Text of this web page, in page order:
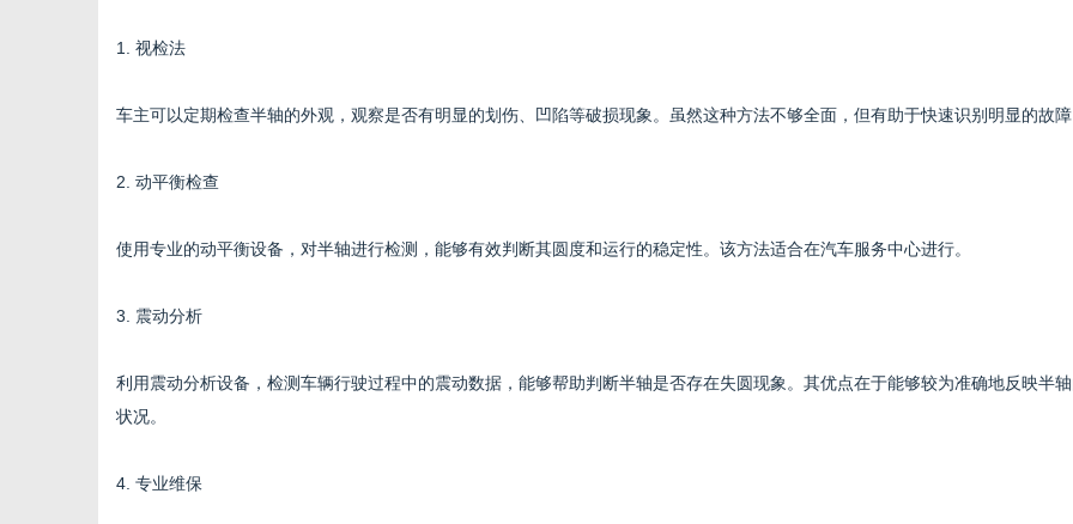
1. 视检法
车主可以定期检查半轴的外观，观察是否有明显的划伤、凹陷等破损现象。虽然这种方法不够全面，但有助于快速识别明显的故
2. 动平衡检查
使用专业的动平衡设备，对半轴进行检测，能够有效判断其圆度和运行的稳定性。该方法适合在汽车服务中心进行。
3. 震动分析
利用震动分析设备，检测车辆行驶过程中的震动数据，能够帮助判断半轴是否存在失圆现象。其优点在于能够较为准确地反映半
状况。
4. 专业维保